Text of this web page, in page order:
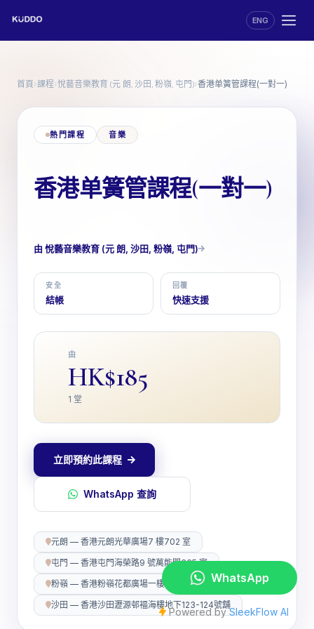
ENG
首頁›課程›悅藝音樂教育 (元 朗, 沙田, 粉嶺, 屯門)›香港单簧管課程(一對一)
熱門課程 音樂
香港单簧管課程(一對一)
由 悅藝音樂教育 (元 朗, 沙田, 粉嶺, 屯門)
安全
結帳
回覆
快速支援
由
HK$185
1 堂
立即預約此課程
WhatsApp 查詢
元朗 — 香港元朗光華廣場7 樓702 室
屯門 — 香港屯門海榮路9 號萬能閣635 室
粉嶺 — 香港粉嶺花都廣場一樓A75 號舖
沙田 — 香港沙田瀝源邨褔海樓地下123-124號舖